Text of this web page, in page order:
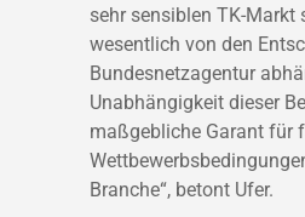
sehr sensiblen TK-Markt
wesentlich von den Ent
Bundesnetzagentur
Unabhängigkeit dieser
maßgebliche Garant für
Branche“, betont Ufer.